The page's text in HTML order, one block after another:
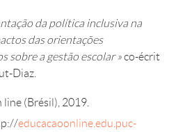
da política inclusiva na
das orientações
sobre a gestão escolar »co-écrit
Diaz.
line (Brésil), 2019.
educacaoonline.edu.puc-